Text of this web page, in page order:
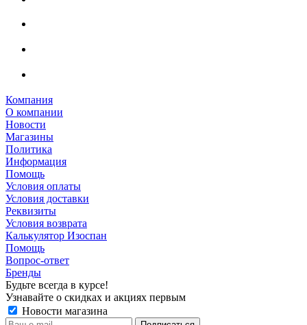
Компания
О компании
Новости
Магазины
Политика
Информация
Помощь
Условия оплаты
Условия доставки
Реквизиты
Условия возврата
Калькулятор Изоспан
Помощь
Вопрос-ответ
Бренды
Будьте всегда в курсе!
Узнавайте о скидках и акциях первым
Новости магазина